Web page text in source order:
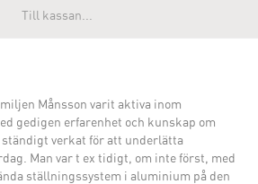
Till kassan...
Månsson varit aktiva inom
gedigen erfarenhet och kunskap om
verkat för att underlätta
Man var t ex tidigt, om inte först, med
ställningssystem i aluminium på den